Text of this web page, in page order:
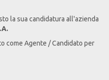
la sua candidatura all'azienda
come Agente / Candidato per